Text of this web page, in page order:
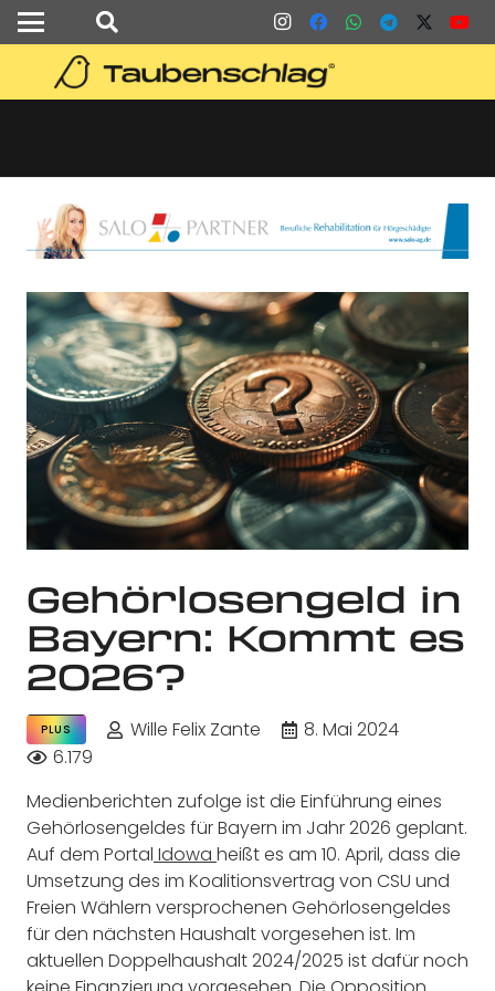
Gehörlosengeld in
Bayern: Kommt es
2026?
PLUS Wille Felix Zante
8. Mai 2024
6.179
Medienberichten zufolge ist die Einführung eines
Gehörlosengeldes für Bayern im Jahr 2026 geplant.
Auf dem Portal Idowa heißt es am 10. April, dass die
Umsetzung des im Koalitionsvertrag von CSU und
Freien Wählern versprochenen Gehörlosengeldes
für den nächsten Haushalt vorgesehen ist. Im
aktuellen Doppelhaushalt 2024/2025 ist dafür noch